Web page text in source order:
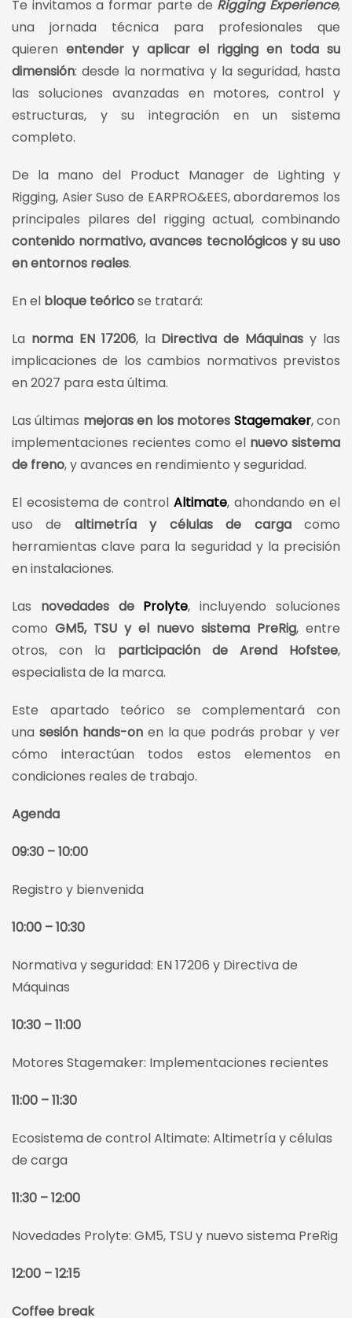
Te invitamos a formar parte de Rigging Experience,
una jornada técnica para profesionales que
quieren entender y aplicar el rigging en toda su
dimensión: desde la normativa y la seguridad, hasta
las soluciones avanzadas en motores, control y
estructuras, y su integración en un sistema
completo.
De la mano del Product Manager de Lighting y
Rigging, Asier Suso de EARPRO&EES, abordaremos los
principales pilares del rigging actual, combinando
contenido normativo, avances tecnológicos y su uso
en entornos reales.
En el bloque teóricose tratará:
La norma EN 17206, la Directiva de Máquinas y las
implicaciones de los cambios normativos previstos
en 2027 para esta última.
Las últimas mejoras en los motores Stagemaker, con
implementaciones recientes como el nuevo sistema
de freno, y avances en rendimiento y seguridad.
El ecosistema de control Altimate, ahondando en el
uso de altimetría y células de cargacomo
herramientas clave para la seguridad y la precisión
en instalaciones.
Las novedades de Prolyte, incluyendo soluciones
como GM5, TSU y el nuevo sistema PreRig, entre
otros, con la participación de Arend Hofstee,
especialista de la marca.
Este apartado teórico se complementará con
una sesión hands-on en la que podrás probar y ver
cómo interactúan todos estos elementos en
condiciones reales de trabajo.
Agenda
09:30 – 10:00
Registro y bienvenida
10:00 – 10:30
Normativa y seguridad: EN 17206 y Directiva de
Máquinas
10:30 – 11:00
Motores Stagemaker: Implementaciones recientes
11:00 – 11:30
Ecosistema de control Altimate: Altimetría y células
de carga
11:30 – 12:00
Novedades Prolyte: GM5, TSU y nuevo sistema PreRig
12:00 – 12:15
Coffee break